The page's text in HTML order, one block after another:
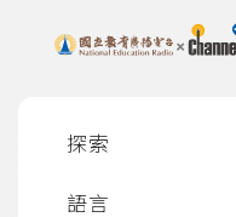
上方功能區塊
探索
語言